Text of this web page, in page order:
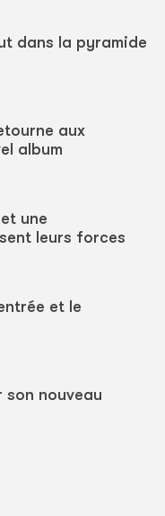
dans la pyramide
aux
album
une
leurs forces
et le
nouveau